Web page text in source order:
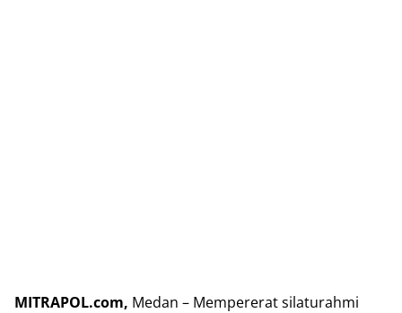
MITRAPOL.com, Medan – Mempererat silaturahmi